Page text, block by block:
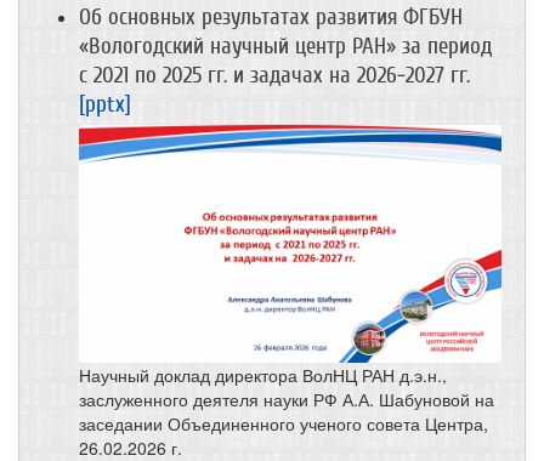
Об основных результатах развития ФГБУН
«Вологодский научный центр РАН» за период
с 2021 по 2025 гг. и задачах на 2026-2027 гг.
[pptx]
Научный доклад директора ВолНЦ РАН д.э.н.,
заслуженного деятеля науки РФ А.А. Шабуновой на
заседании Объединенного ученого совета Центра,
26.02.2026 г.